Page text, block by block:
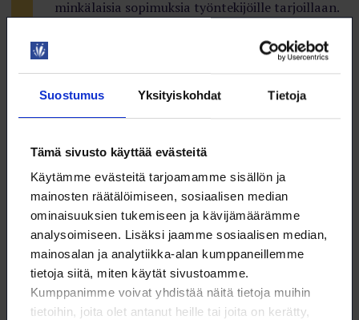
Suostumus Yksityiskohdat Tietoja
Tämä sivusto käyttää evästeitä
Käytämme evästeitä tarjoamamme sisällön ja
mainosten räätälöimiseen, sosiaalisen median
ominaisuuksien tukemiseen ja kävijämäärämme
analysoimiseen. Lisäksi jaamme sosiaalisen median,
mainosalan ja analytiikka-alan kumppaneillemme
tietoja siitä, miten käytät sivustoamme.
Kumppanimme voivat yhdistää näitä tietoja muihin
tietoihin, joita olet antanut heille tai joita on kerätty,
minkälaisia sopimuksia työntekijöille tarjoillaan.
Työntekijöiden kannattaa olla rekrytointitilanteissa
valppaina, jotta perusteettomat kieltosopimukset
saadaan siivottua työmarkkinoilta. Työsopimusta ei
kannata allekirjoittaa ennen kuin ammattiliiton juristi
korkea ilman juristin apua.
– Ilman erityisen painavaa syytä tehty kilpailu­
kieltosopimus on mitätön. Jos painava syy on olemassa,
työntekijälle syntyy oikeus korvaukseen sopimuksen
solmimisen jälkeen irtisanouduttaessa. Korvausehdot
tulee kirjata sopimukseen.
Mitä useampi työntekijä pyytää lausuntoa liittonsa
juristilta, sitä paremmin ammattiliitoissa pysytään ajan